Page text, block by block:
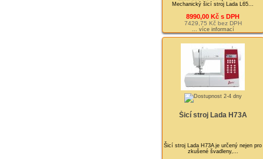
Mechanický šicí stroj Lada L65...
8990,00 Kč s DPH
7429,75 Kč bez DPH
... více informací
Šicí stroj Lada H73A
Šicí stroj Lada H73A je určený nejen pro
zkušené švadleny,...